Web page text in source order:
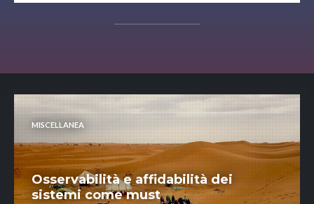
MISCELLANEA
Osservabilità e affidabilità dei
sistemi come must